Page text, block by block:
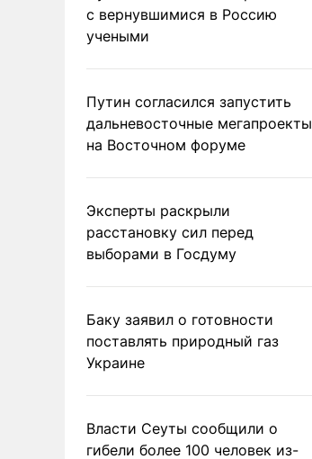
с вернувшимися в Россию
учеными
Путин согласился запустить
дальневосточные мегапроекты
на Восточном форуме
Эксперты раскрыли
расстановку сил перед
выборами в Госдуму
Баку заявил о готовности
поставлять природный газ
Украине
Власти Сеуты сообщили о
гибели более 100 человек из-